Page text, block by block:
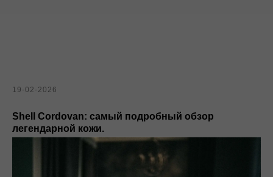
19-02-2026
Shell Cordovan: самый подробный обзор
легендарной кожи.
Подробный обзор кожи Shell Cordovan: что это, как
производится, чем отличаются Horween и Rocado, мифы,